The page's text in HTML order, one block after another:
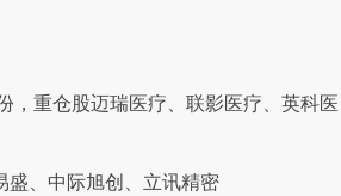
，重仓股迈瑞医疗、联影医疗、英科医
、中际旭创、立讯精密